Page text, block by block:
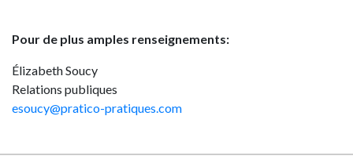
Pour de plus amples renseignements:
Élizabeth Soucy
Relations publiques
esoucy@pratico-pratiques.com